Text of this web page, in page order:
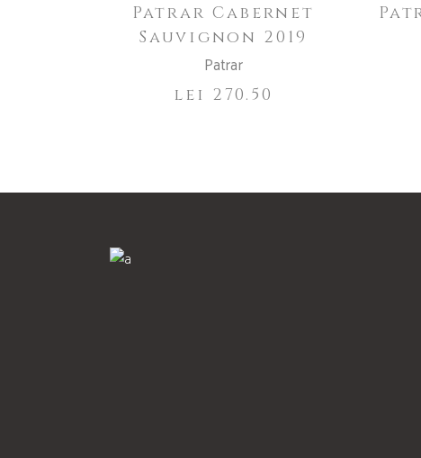
Patrar Cabernet
Sauvignon 2019
Patrar
lei 270.50